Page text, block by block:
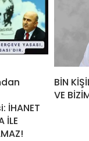
İHANET
İLE
BİN
VE